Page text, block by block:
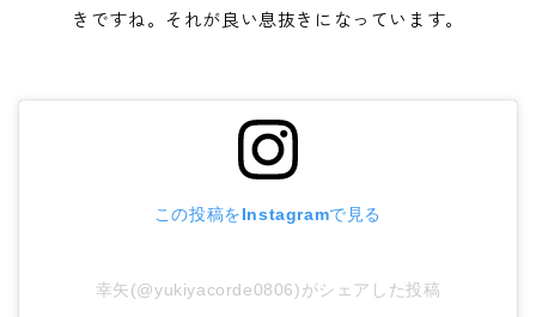
きですね。それが良い息抜きになっています。
この投稿をInstagramで見る
幸矢(@yukiyacorde0806)がシェアした投稿